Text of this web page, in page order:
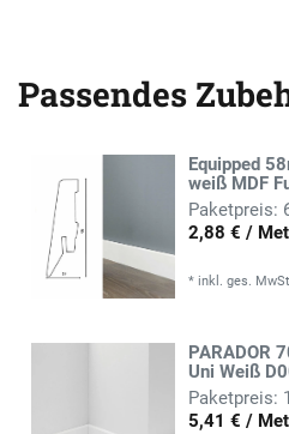
Passendes
Equipped
weiß MDF
2,88 € /
* inkl. ges.
PARADOR
Uni Weiß
5,41 € /